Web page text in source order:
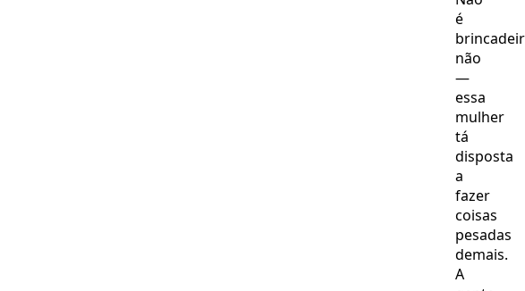
é
não
—
essa
mulher
tá
disposta
a
fazer
coisas
pesadas
demais.
A